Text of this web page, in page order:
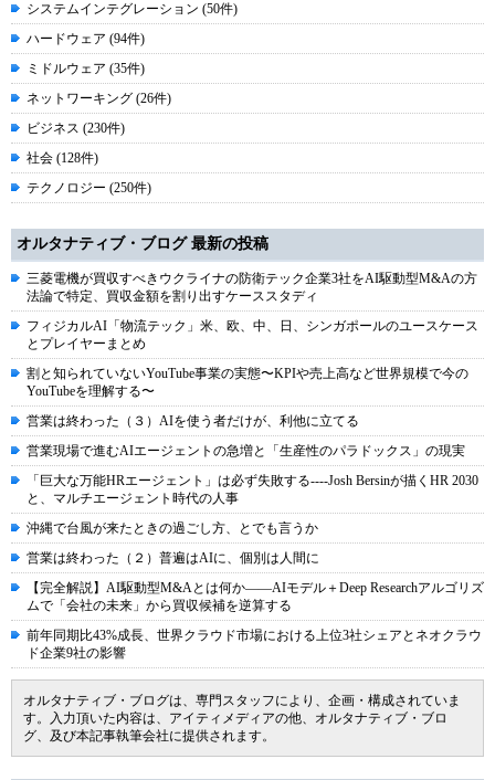
システムインテグレーション (50件)
ハードウェア (94件)
ミドルウェア (35件)
ネットワーキング (26件)
ビジネス (230件)
社会 (128件)
テクノロジー (250件)
オルタナティブ・ブログ 最新の投稿
三菱電機が買収すべきウクライナの防衛テック企業3社をAI駆動型M&Aの方
法論で特定、買収金額を割り出すケーススタディ
フィジカルAI「物流テック」米、欧、中、日、シンガポールのユースケース
とプレイヤーまとめ
割と知られていないYouTube事業の実態〜KPIや売上高など世界規模で今の
YouTubeを理解する〜
営業は終わった（３）AIを使う者だけが、利他に立てる
営業現場で進むAIエージェントの急増と「生産性のパラドックス」の現実
「巨大な万能HRエージェント」は必ず失敗する----Josh Bersinが描くHR 2030
と、マルチエージェント時代の人事
沖縄で台風が来たときの過ごし方、とでも言うか
営業は終わった（２）普遍はAIに、個別は人間に
【完全解説】AI駆動型M&Aとは何か――AIモデル＋Deep Researchアルゴリズ
ムで「会社の未来」から買収候補を逆算する
前年同期比43%成長、世界クラウド市場における上位3社シェアとネオクラウ
ド企業9社の影響
オルタナティブ・ブログは、専門スタッフにより、企画・構成されていま
す。入力頂いた内容は、アイティメディアの他、オルタナティブ・ブロ
グ、及び本記事執筆会社に提供されます。